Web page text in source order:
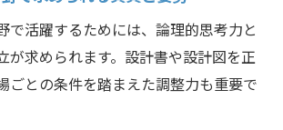
で活躍するためには、論理的思考力と
が求められます。設計書や設計図を正
ごとの条件を踏まえた調整力も重要で